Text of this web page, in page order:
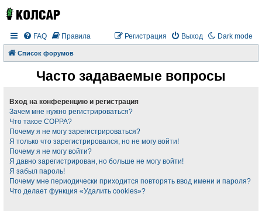
Dark mode
FAQ Правила Выход
Регистрация
Список форумов
Часто задаваемые вопросы
Вход на конференцию и регистрация
Зачем мне нужно регистрироваться?
Что такое COPPA?
Почему я не могу зарегистрироваться?
Я только что зарегистрировался, но не могу войти!
Почему я не могу войти?
Я давно зарегистрирован, но больше не могу войти!
Я забыл пароль!
Почему мне периодически приходится повторять ввод имени и пароля?
Что делает функция «Удалить cookies»?